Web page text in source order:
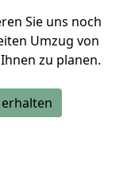
Sie uns noch
Umzug von
zu planen.